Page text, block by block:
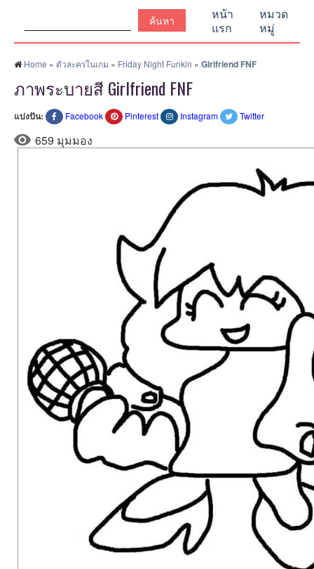
หน้า
แรก
หมวด
หมู่
Home » ตัวละครในเกม » Friday Night Funkin » Girlfriend FNF
ภาพระบายสี Girlfriend FNF
แบ่งปัน: Facebook Pinterest Instagram Twitter
659 มุมมอง